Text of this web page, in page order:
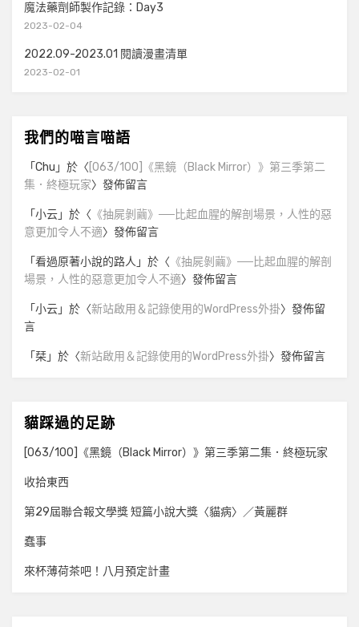
魔法藥劑師製作記錄：Day3
2023-02-04
2022.09-2023.01 閱讀漫畫清單
2023-02-01
我們的喵言喵語
「Chu 」於〈 [063/100]《黑鏡（Black Mirror）》第三季第二
集．終極玩家〉發佈留言
「小云」於〈 《抽屍剝繭》──比起血腥的解剖場景，人性的惡
意更加令人不適〉發佈留言
「看過原著小說的路人 」於〈 《抽屍剝繭》──比起血腥的解剖
場景，人性的惡意更加令人不適〉發佈留言
「小云」於〈新站啟用＆記錄使用的WordPress外掛〉發佈留
言
「栞」於〈新站啟用＆記錄使用的WordPress外掛〉發佈留言
貓踩過的足跡
[063/100]《黑鏡（Black Mirror）》第三季第二集．終極玩家
收拾東西
第29屆聯合報文學獎 短篇小說大獎〈貓病〉／黃麗群
蠢事
來杯薄荷茶吧！八月預定計畫